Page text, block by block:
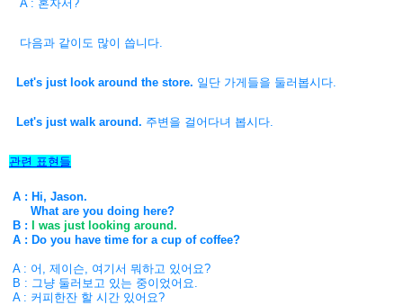
A : 혼자서?
다음과 같이도 많이 씁니다.
Let's just look around the store. 일단 가게들을 둘러봅시다.
Let's just walk around. 주변을 걸어다녀 봅시다.
관련 표현들
A : Hi, Jason.
What are you doing here?
B :
I was just looking around.
A : Do you have time for a cup of coffee?
A : 어, 제이슨, 여기서 뭐하고 있어요?
B : 그냥 둘러보고 있는 중이었어요.
A : 커피한잔 할 시간 있어요?